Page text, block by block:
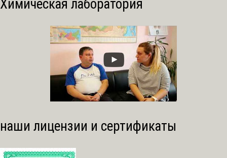
Химическая лаборатория
наши лицензии и сертификаты